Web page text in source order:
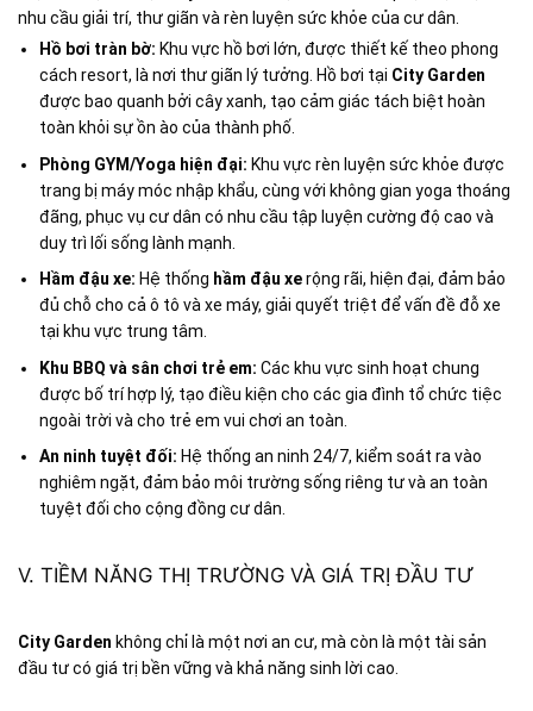
nhu cầu giải trí, thư giãn và rèn luyện sức khỏe của cư dân.
Hồ bơi tràn bờ: Khu vực hồ bơi lớn, được thiết kế theo phong
cách resort, là nơi thư giãn lý tưởng. Hồ bơi tại City Garden
được bao quanh bởi cây xanh, tạo cảm giác tách biệt hoàn
toàn khỏi sự ồn ào của thành phố.
Phòng GYM/Yoga hiện đại: Khu vực rèn luyện sức khỏe được
trang bị máy móc nhập khẩu, cùng với không gian yoga thoáng
đãng, phục vụ cư dân có nhu cầu tập luyện cường độ cao và
duy trì lối sống lành mạnh.
Hầm đậu xe: Hệ thống hầm đậu xerộng rãi, hiện đại, đảm bảo
đủ chỗ cho cả ô tô và xe máy, giải quyết triệt để vấn đề đỗ xe
tại khu vực trung tâm.
Khu BBQ và sân chơi trẻ em: Các khu vực sinh hoạt chung
được bố trí hợp lý, tạo điều kiện cho các gia đình tổ chức tiệc
ngoài trời và cho trẻ em vui chơi an toàn.
An ninh tuyệt đối: Hệ thống an ninh 24/7, kiểm soát ra vào
nghiêm ngặt, đảm bảo môi trường sống riêng tư và an toàn
tuyệt đối cho cộng đồng cư dân.
V. TIỀM NĂNG THỊ TRƯỜNG VÀ GIÁ TRỊ ĐẦU TƯ
City Garden không chỉ là một nơi an cư, mà còn là một tài sản
đầu tư có giá trị bền vững và khả năng sinh lời cao.